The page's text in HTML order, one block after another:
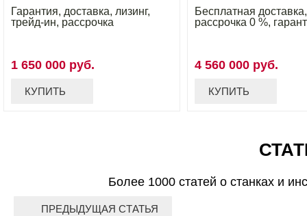
Гарантия, доставка, лизинг,
трейд-ин, рассрочка
1 650 000 руб.
КУПИТЬ
Бесплатная доставка,
рассрочка 0 %,
4 560 000 руб.
КУПИТЬ
Более 1000 статей о станках и
ПРЕДЫДУЩАЯ СТАТЬЯ